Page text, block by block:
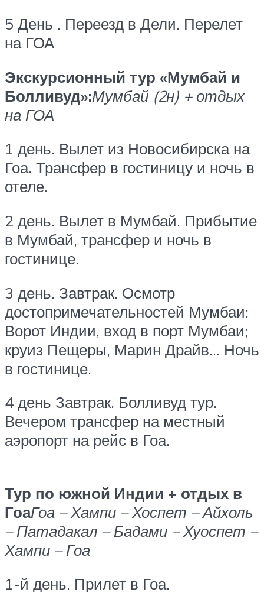
5 День . Переезд в Дели. Перелет
на ГОА
Экскурсионный тур «Мумбай и
Болливуд»:Мумбай (2н) + отдых
на ГОА
1 день. Вылет из Новосибирска на
Гоа. Трансфер в гостиницу и ночь в
отеле.
2 день. Вылет в Мумбай. Прибытие
в Мумбай, трансфер и ночь в
гостинице.
3 день. Завтрак. Осмотр
достопримечательностей Мумбаи:
Ворот Индии, вход в порт Мумбаи;
круиз Пещеры, Марин Драйв… Ночь
в гостинице.
4 день Завтрак. Болливуд тур.
Вечером трансфер на местный
аэропорт на рейс в Гоа.
Тур по южной Индии + отдых в
ГоаГоа – Хампи – Хоспет – Айхоль
– Патадакал – Бадами – Хуоспет –
Хампи – Гоа
1-й день. Прилет в Гоа.